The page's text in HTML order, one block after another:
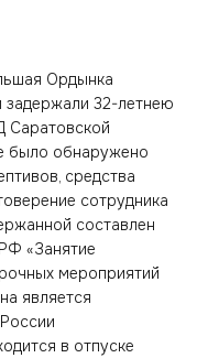
Ордынка
задержали 32-летнею
Саратовской
было обнаружено
средства
сотрудника
составлен
«Занятие
мероприятий
является
в отпуске